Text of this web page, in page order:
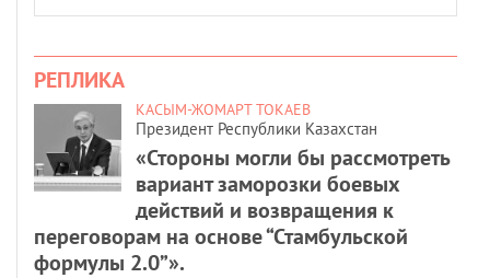
РЕПЛИКА
КАСЫМ-ЖОМАРТ ТОКАЕВ
Президент Республики Казахстан
«Стороны могли бы рассмотреть
вариант заморозки боевых
действий и возвращения к
переговорам на основе “Стамбульской
формулы 2.0”».